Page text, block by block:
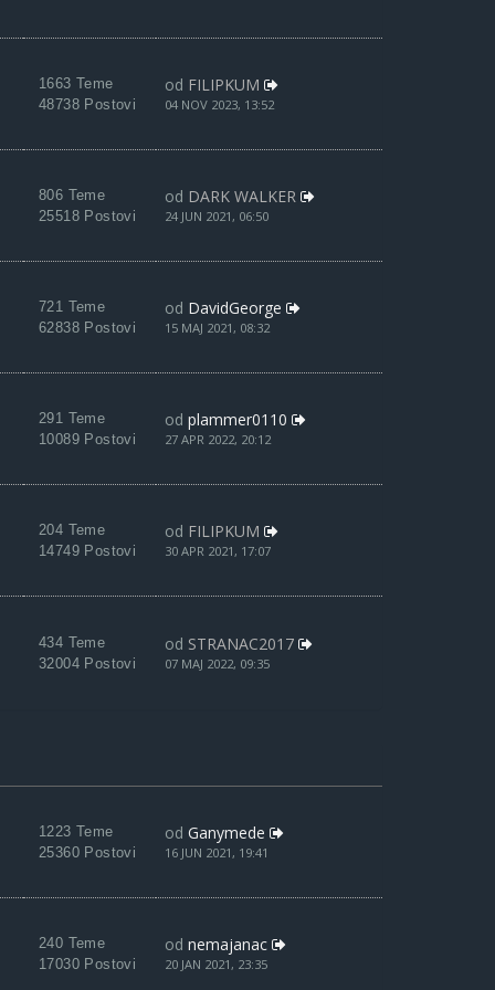
1663 Teme
48738 Postovi
od FILIPKUM
04 NOV 2023, 13:52
806 Teme
25518 Postovi
od DARK WALKER
24 JUN 2021, 06:50
721 Teme
62838 Postovi
od DavidGeorge
15 MAJ 2021, 08:32
291 Teme
10089 Postovi
od plammer0110
27 APR 2022, 20:12
204 Teme
14749 Postovi
od FILIPKUM
30 APR 2021, 17:07
434 Teme
32004 Postovi
od STRANAC2017
07 MAJ 2022, 09:35
1223 Teme
25360 Postovi
od Ganymede
16 JUN 2021, 19:41
240 Teme
17030 Postovi
od nemajanac
20 JAN 2021, 23:35